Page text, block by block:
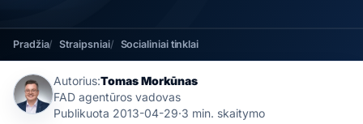
Pradžia Straipsniai Socialiniai tinklai
Autorius:Tomas Morkūnas
FAD agentūros vadovas
Publikuota 2013-04-29·3 min. skaitymo